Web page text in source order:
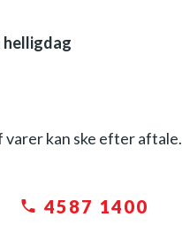
helligdag
kan ske efter aftale.
4587 1400